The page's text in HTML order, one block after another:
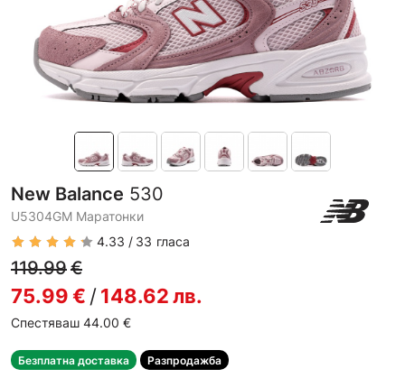
New Balance 530
U5304GM Маратонки
4.33
33 гласа
119.99€
75.99€ /148.62лв.
Спестяваш 44.00 €
Безплатна доставка Разпродажба